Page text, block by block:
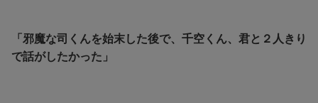
「邪魔な司くんを始末した後で、千空くん、君と２人きり
で話がしたかった」